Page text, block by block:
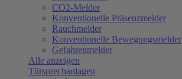
CO2-Melder
Konventionelle Präsenzmelder
Rauchmelder
Konventionelle Bewegungsmelder
Gefahrenmelder
Alle anzeigen
Türsprechanlagen